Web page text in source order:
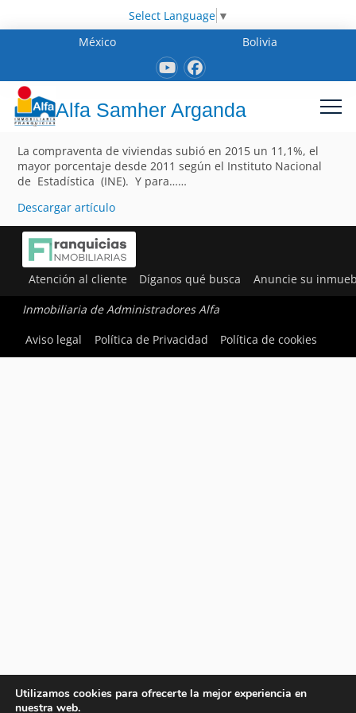
Select Language ▼
México
Bolivia
Alfa Samher Arganda
La compraventa de viviendas subió en 2015 un 11,1%, el
mayor porcentaje desde 2011 según el Instituto Nacional
de Estadística (INE). Y para……
Descargar artículo
Atención al cliente Díganos qué busca Anuncie su
Inmobiliaria de Administradores Alfa
Aviso legal
Política de Privacidad Política de cookies
Utilizamos cookies para ofrecerte la mejor experiencia en
nuestra web.